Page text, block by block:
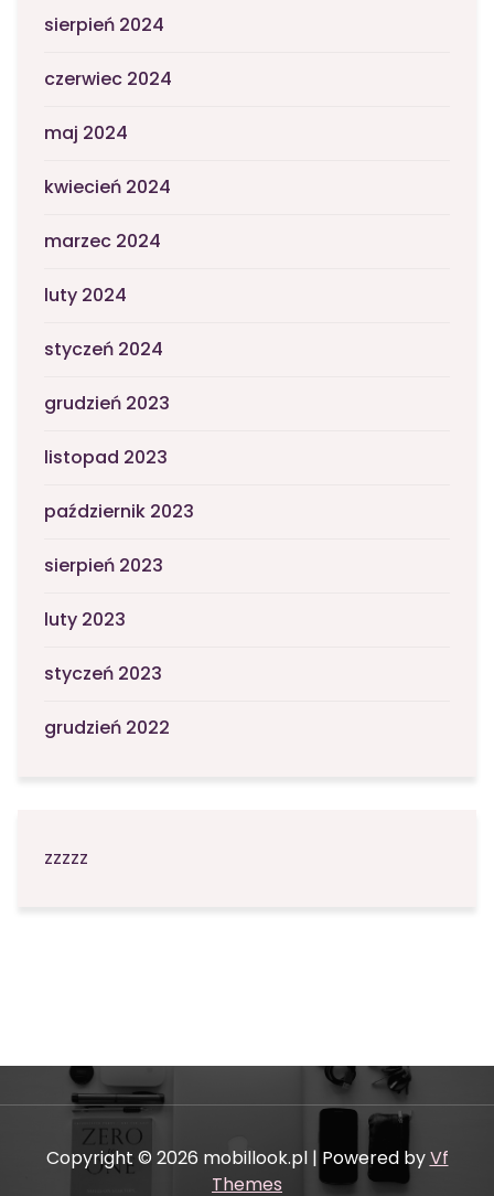
sierpień 2024
czerwiec 2024
maj 2024
kwiecień 2024
marzec 2024
luty 2024
styczeń 2024
grudzień 2023
listopad 2023
październik 2023
sierpień 2023
luty 2023
styczeń 2023
grudzień 2022
zzzzz
Copyright © 2026 mobillook.pl | Powered byVf
Themes